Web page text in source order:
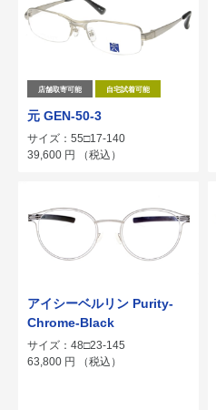
店舗取寄可能 自宅試着可能
元 GEN-50-3
サイズ：55□17-140
39,600 円 （税込）
アイシーベルリン Purity-
Chrome-Black
サイズ：48□23-145
63,800 円 （税込）